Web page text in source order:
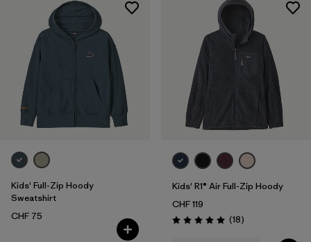
Kids' Full-Zip Hoody
Sweatshirt
CHF 75
Kids' R1® Air Full-Zip Hoody
CHF 119
Valutazione: 5.0 / 5
(18Recensioni
)